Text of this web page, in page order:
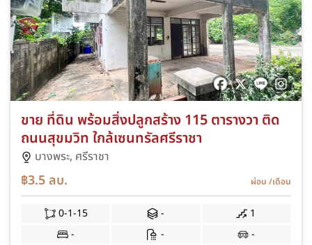
ขาย ที่ดิน พร้อมสิ่งปลูกสร้าง 115 ตารางวา ติด
ถนนสุขมวิท ใกล้เซนทรัลศรีราชา
บางพระ, ศรีราชา
฿3.5ลบ. ผ่อน /เดือน
0-1-15 -
1
-
- -